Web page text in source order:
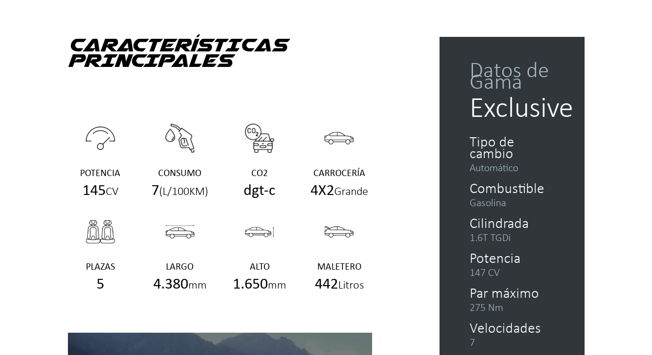
CARACTERÍSTICAS
PRINCIPALES
POTENCIA
145CV
CONSUMO
7(L/100KM)
CO2
dgt-c
CARROCERÍA
4X2Grande
PLAZAS
5
LARGO
4.380mm
ALTO
1.650mm
MALETERO
442Litros
Datos de
Gama
Exclusive
Tipo de
cambio
Automático
Combustible
Gasolina
Cilindrada
1.6T TGDi
Potencia
147 CV
Par máximo
275 Nm
Velocidades
7